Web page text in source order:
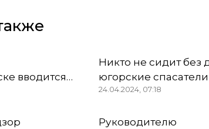
вводится
Никто не сидит без
югорские
Тюменской области
24.04.2024, 07:18
Руководителю